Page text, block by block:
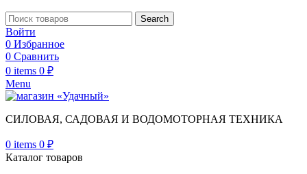
Search
Войти
0 Избранное
0 Сравнить
0 items 0 ₽
Menu
СИЛОВАЯ, САДОВАЯ И ВОДОМОТОРНАЯ ТЕХНИКА
0 items 0 ₽
Каталог товаров